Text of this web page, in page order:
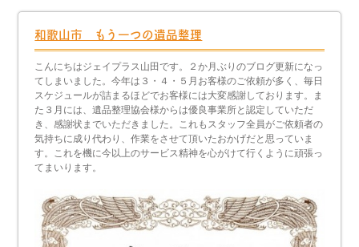
和歌山市 もう一つの遺品整理
こんにちはジェイプラス山田です。２か月ぶりのブログ更新になっ
てしまいました。今年は３・４・５月お客様のご依頼が多く、毎日
スケジュールが詰まるほどでお客様には大変感謝しております。ま
た３月には、遺品整理協会様からは優良事業所と認定していただ
き、感謝状までいただきました。これもスタッフ全員がご依頼者の
気持ちに成り代わり、作業をさせて頂いたおかげだと思っていま
す。これを機に今以上のサービス精神を心がけて行くように頑張っ
てまいります。